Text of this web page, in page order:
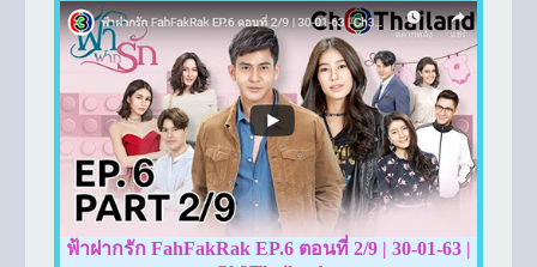
ฟ้าฝากรัก FahFakRak EP.6 ตอนที่ 2/9 | 30-01-63 |